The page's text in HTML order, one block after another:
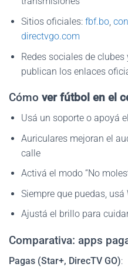
Sitios oficiales: fbf.bo,
directvgo.com
Redes sociales de
publican los enlaces
Cómo ver fútbol en el
Usá un soporte o apoyá
Auriculares mejoran el
calle
Activá el modo “No
Siempre que puedas,
Ajustá el brillo para
Comparativa: apps
Pagas (Star+, DirecTV GO):